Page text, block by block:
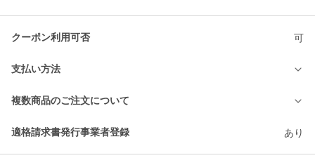
クーポン利用可否 可
支払い方法
複数商品のご注文について
適格請求書発行事業者登録 あり